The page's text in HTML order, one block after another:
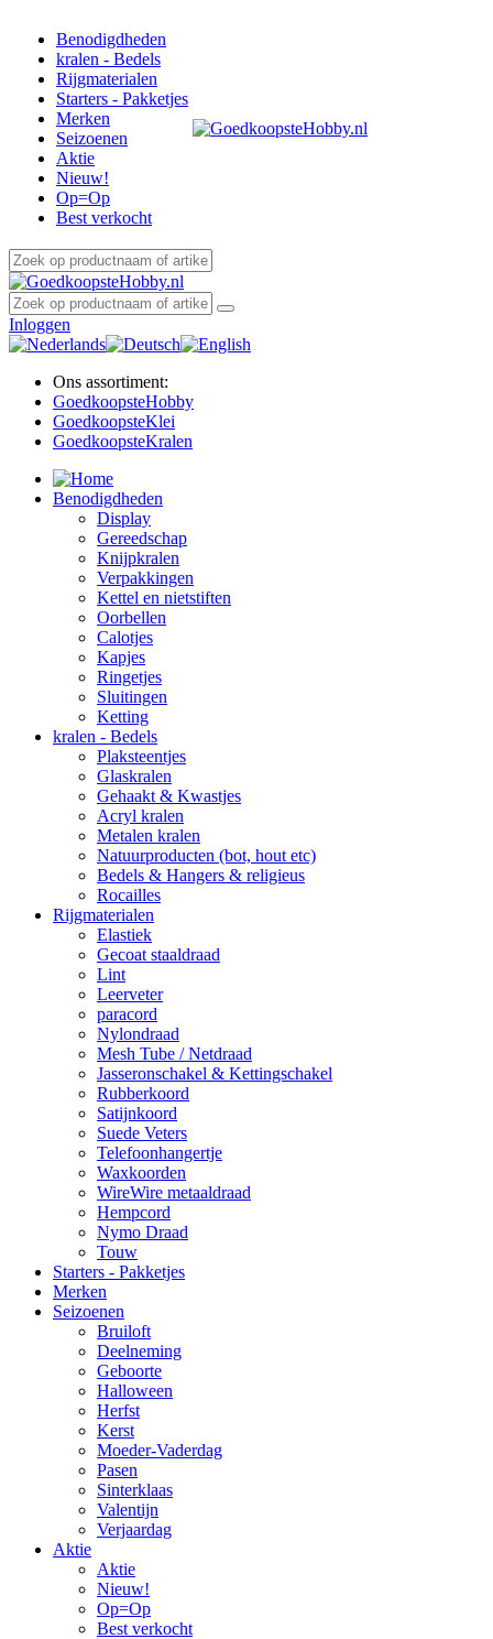
Benodigdheden
kralen - Bedels
Rijgmaterialen
Starters - Pakketjes
Merken
Seizoenen
Aktie
Nieuw!
Op=Op
Best verkocht
Inloggen
Ons assortiment:
GoedkoopsteHobby
GoedkoopsteKlei
GoedkoopsteKralen
Benodigdheden
Display
Gereedschap
Knijpkralen
Verpakkingen
Kettel en nietstiften
Oorbellen
Calotjes
Kapjes
Ringetjes
Sluitingen
Ketting
kralen - Bedels
Plaksteentjes
Glaskralen
Gehaakt & Kwastjes
Acryl kralen
Metalen kralen
Natuurproducten (bot, hout etc)
Bedels & Hangers & religieus
Rocailles
Rijgmaterialen
Elastiek
Gecoat staaldraad
Lint
Leerveter
paracord
Nylondraad
Mesh Tube / Netdraad
Jasseronschakel & Kettingschakel
Rubberkoord
Satijnkoord
Suede Veters
Telefoonhangertje
Waxkoorden
WireWire metaaldraad
Hempcord
Nymo Draad
Touw
Starters - Pakketjes
Merken
Seizoenen
Bruiloft
Deelneming
Geboorte
Halloween
Herfst
Kerst
Moeder-Vaderdag
Pasen
Sinterklaas
Valentijn
Verjaardag
Aktie
Aktie
Nieuw!
Op=Op
Best verkocht